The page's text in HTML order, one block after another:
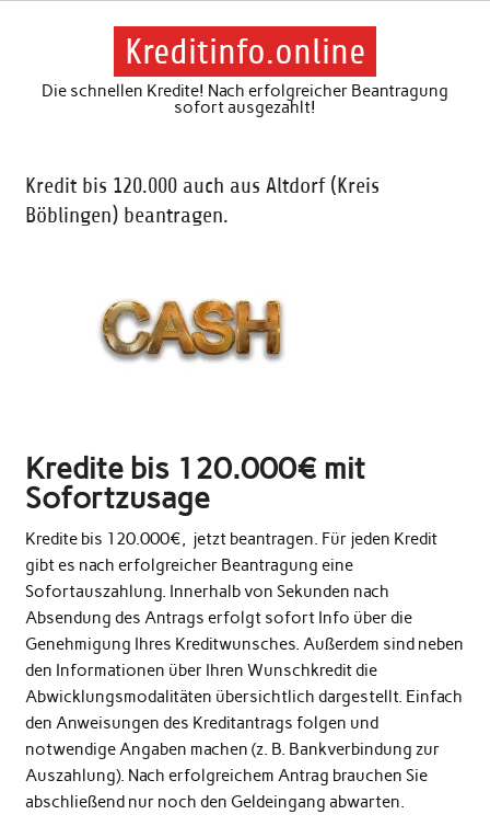
Skip
Kreditinfo.online
Die schnellen Kredite! Nach erfolgreicher Beantragung
sofort ausgezahlt!
Kredit bis 120.000 auch aus Altdorf (Kreis
Böblingen) beantragen.
Kredite bis 120.000€ mit
Sofortzusage
Kredite bis 120.000€, jetzt beantragen. Für jeden Kredit
gibt es nach erfolgreicher Beantragung eine
Sofortauszahlung. Innerhalb von Sekunden nach
Absendung des Antrags erfolgt sofort Info über die
Genehmigung Ihres Kreditwunsches. Außerdem sind neben
den Informationen über Ihren Wunschkredit die
Abwicklungsmodalitäten übersichtlich dargestellt. Einfach
den Anweisungen des Kreditantrags folgen und
notwendige Angaben machen (z. B. Bankverbindung zur
Auszahlung). Nach erfolgreichem Antrag brauchen Sie
abschließend nur noch den Geldeingang abwarten.